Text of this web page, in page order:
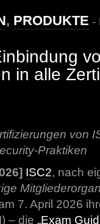
, PRODUKTE -
in alle
von
Praktiken
ISC2, nach
7. April 2026
– die „Exam